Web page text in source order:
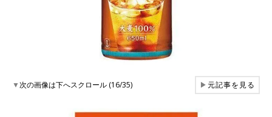
▼次の画像は下へスクロール (16/35) ▶元記事を見る